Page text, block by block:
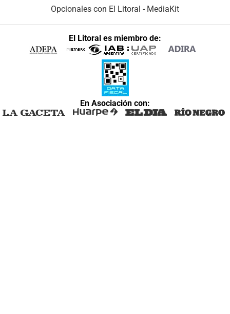
Opcionales con El Litoral - MediaKit
El Litoral es miembro de:
En Asociación con: